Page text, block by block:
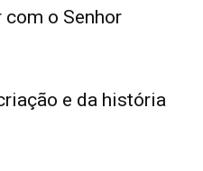
com o Senhor
e da história